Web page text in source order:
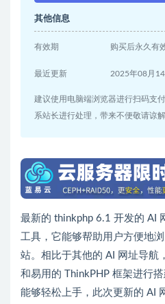
其他信息
有效期 购买后永久有
最近更新 2025年08月14
建议使用电脑端浏览器进行扫码支
系站长进行处理，带来不便敬请谅解
最新的 thinkphp 6.1 开发的 AI
工具，它能够帮助用户方便地
站。相比于其他的 AI 网址导航
和易用的 ThinkPHP 框架进行
能够轻松上手，此次更新的 AI